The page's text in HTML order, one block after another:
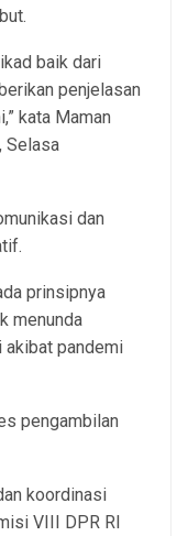
baik dari
penjelasan
kata Maman
Selasa
dan
prinsipnya
menunda
akibat pandemi
pengambilan
koordinasi
VIII DPR RI